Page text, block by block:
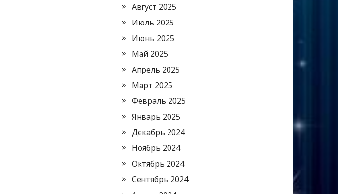
Август 2025
Июль 2025
Июнь 2025
Май 2025
Апрель 2025
Март 2025
Февраль 2025
Январь 2025
Декабрь 2024
Ноябрь 2024
Октябрь 2024
Сентябрь 2024